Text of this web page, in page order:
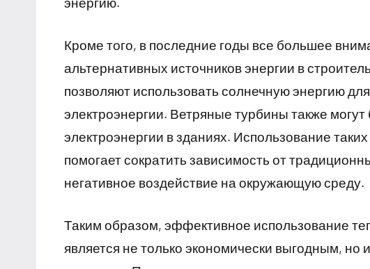
Кроме того, в последние годы все большее
альтернативных источников энергии в
позволяют использовать солнечную энергию
электроэнергии. Ветряные турбины также
электроэнергии в зданиях. Использование
помогает сократить зависимость от
негативное воздействие на окружающую среду.
Таким образом, эффективное использование
является не только экономически выгодным, но